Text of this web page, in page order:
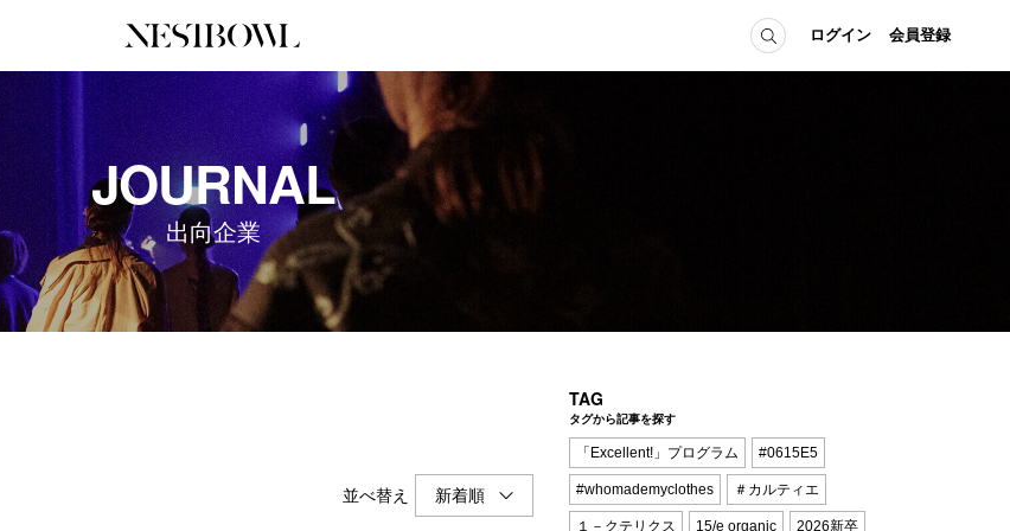
ログイン 会員登録
JOURNAL
インタビュー
エデュケーション
ニュース＆イベント
データ
COLLABORATION
コラボ募集一覧
コラボ募集記事
コラボ実績案内
初めての方へ
Q&A
JOURNAL
出向企業
並べ替え
TAG
タグから記事を探す
「Excellent!」プログラム #0615E5
#whomademyclothes ＃カルティエ
１－クテリクス 15/e organic 2026新卒